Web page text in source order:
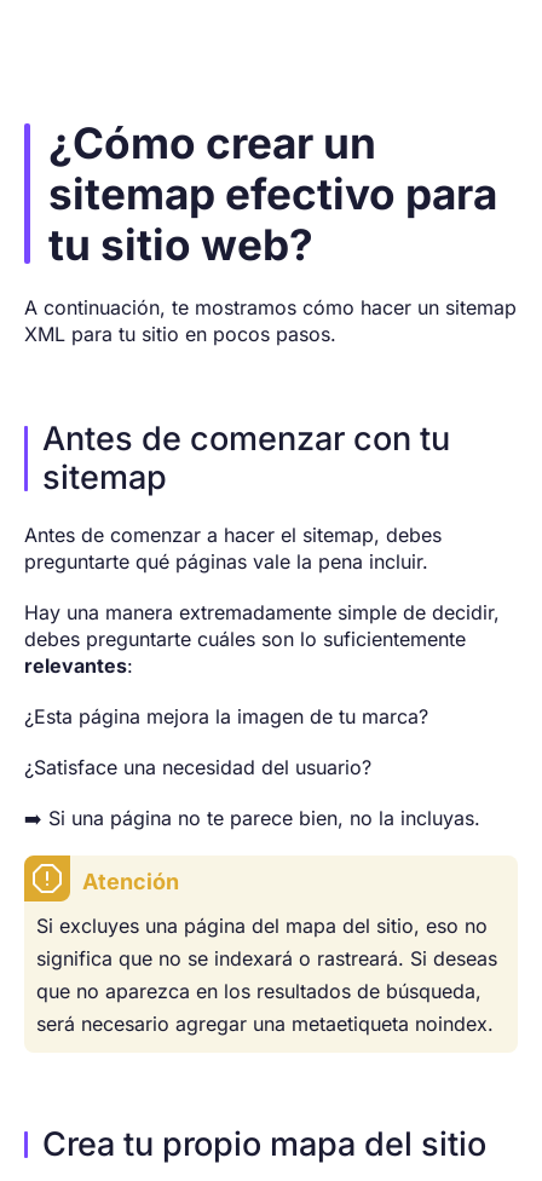
¿Cómo crear un
sitemap efectivo para
tu sitio web?
A continuación, te mostramos cómo hacer un sitemap
XML para tu sitio en pocos pasos.
Antes de comenzar con tu
sitemap
Antes de comenzar a hacer el sitemap, debes
preguntarte qué páginas vale la pena incluir.
Hay una manera extremadamente simple de decidir,
debes preguntarte cuáles son lo suficientemente
relevantes:
¿Esta página mejora la imagen de tu marca?
¿Satisface una necesidad del usuario?
➡️ ️Si una página no te parece bien, no la incluyas.
Atención
Si excluyes una página del mapa del sitio, eso no
significa que no se indexará o rastreará. Si deseas
que no aparezca en los resultados de búsqueda,
será necesario agregar una metaetiqueta noindex.
Crea tu propio mapa del sitio